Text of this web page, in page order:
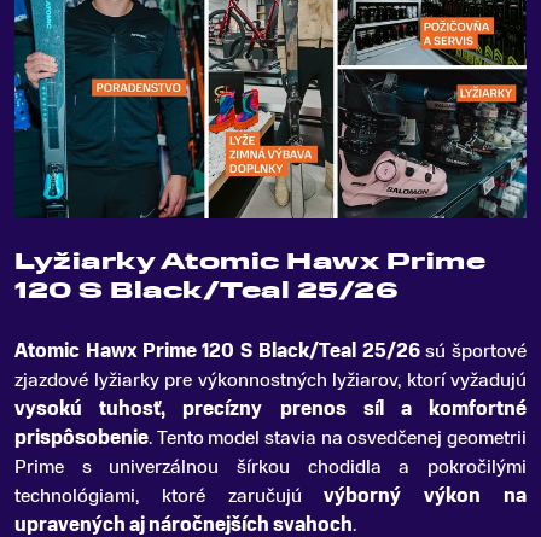
Lyžiarky Atomic Hawx Prime
120 S Black/Teal 25/26
Atomic Hawx Prime 120 S Black/Teal 25/26sú športové
zjazdové lyžiarky pre výkonnostných lyžiarov, ktorí vyžadujú
vysokú tuhosť, precízny prenos síl a komfortné
prispôsobenie.Tento model stavia na osvedčenej geometrii
Prime s univerzálnou šírkou chodidla a pokročilými
technológiami, ktoré zaručujúvýborný výkon na
upravených aj náročnejších svahoch.